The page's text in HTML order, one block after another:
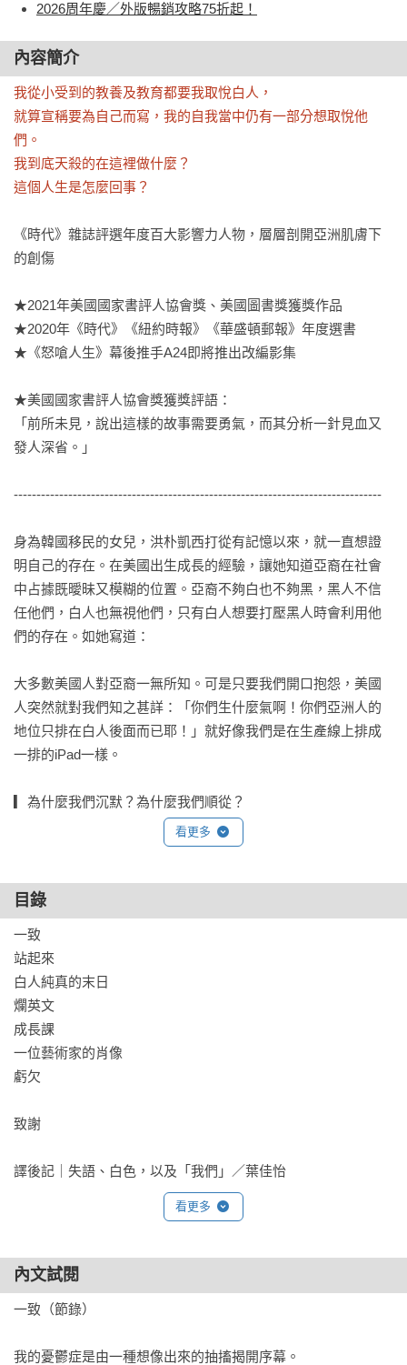
2026周年慶／外版暢銷攻略75折起！
內容簡介
我從小受到的教養及教育都要我取悅白人，
就算宣稱要為自己而寫，我的自我當中仍有一部分想取悅他
們。
我到底天殺的在這裡做什麼？
這個人生是怎麼回事？
《時代》雜誌評選年度百大影響力人物，層層剖開亞洲肌膚下
的創傷
★2021年美國國家書評人協會獎、美國圖書獎獲獎作品
★2020年《時代》《紐約時報》《華盛頓郵報》年度選書
★《怒嗆人生》幕後推手A24即將推出改編影集
★美國國家書評人協會獎獲獎評語：
「前所未見，說出這樣的故事需要勇氣，而其分析一針見血又
發人深省。」
---------------------------------------------------------------------------------
身為韓國移民的女兒，洪朴凱西打從有記憶以來，就一直想證
明自己的存在。在美國出生成長的經驗，讓她知道亞裔在社會
中占據既曖昧又模糊的位置。亞裔不夠白也不夠黑，黑人不信
任他們，白人也無視他們，只有白人想要打壓黑人時會利用他
們的存在。如她寫道：
大多數美國人對亞裔一無所知。可是只要我們開口抱怨，美國
人突然就對我們知之甚詳：「你們生什麼氣啊！你們亞洲人的
地位只排在白人後面而已耶！」就好像我們是在生產線上排成
一排的iPad一樣。
▎為什麼我們沉默？為什麼我們順從？
我們害怕被人看出是異數，卻付出更沉重的代價……
況。綜觀美國社會中的文學作品，會發現有大量書籍在描寫自
我厭惡的猶太人或非裔，卻缺乏等量描述自我厭惡的亞洲人的
作品。如洪朴凱西所述，這是因為亞裔早已內化了一套自我審
視的方法：因為種族而產生的自我厭惡，就是讓你用白人看待
你的方式看待你自己，並讓你自己成為自身最可怕的敵人。
於是，亞裔唯一的應對方式就是對自己嚴厲、習慣偏見，讓自
己活在模範少數族群的刻板印象之下。然而，這卻會讓亞裔難
以彼此團結，反而因為待在彼此身邊而覺得自己低人一等。
藉此延伸，洪朴凱西點出一種潛藏在亞裔心中的「少數者感
現，因為那樂觀與你面對的現實相衝突，因此創造出認知失
調，催生出偏執、羞恥、惱怒、憂鬱等一系列在心中不斷累積
讀成帶有敵意、不知感恩，表現脫離常軌。
看更多
目錄
一致
站起來
白人純真的末日
爛英文
成長課
一位藝術家的肖像
虧欠
致謝
譯後記｜失語、白色，以及「我們」／葉佳怡
看更多
內文試閱
一致（節錄）
我的憂鬱症是由一種想像出來的抽搐揭開序幕。